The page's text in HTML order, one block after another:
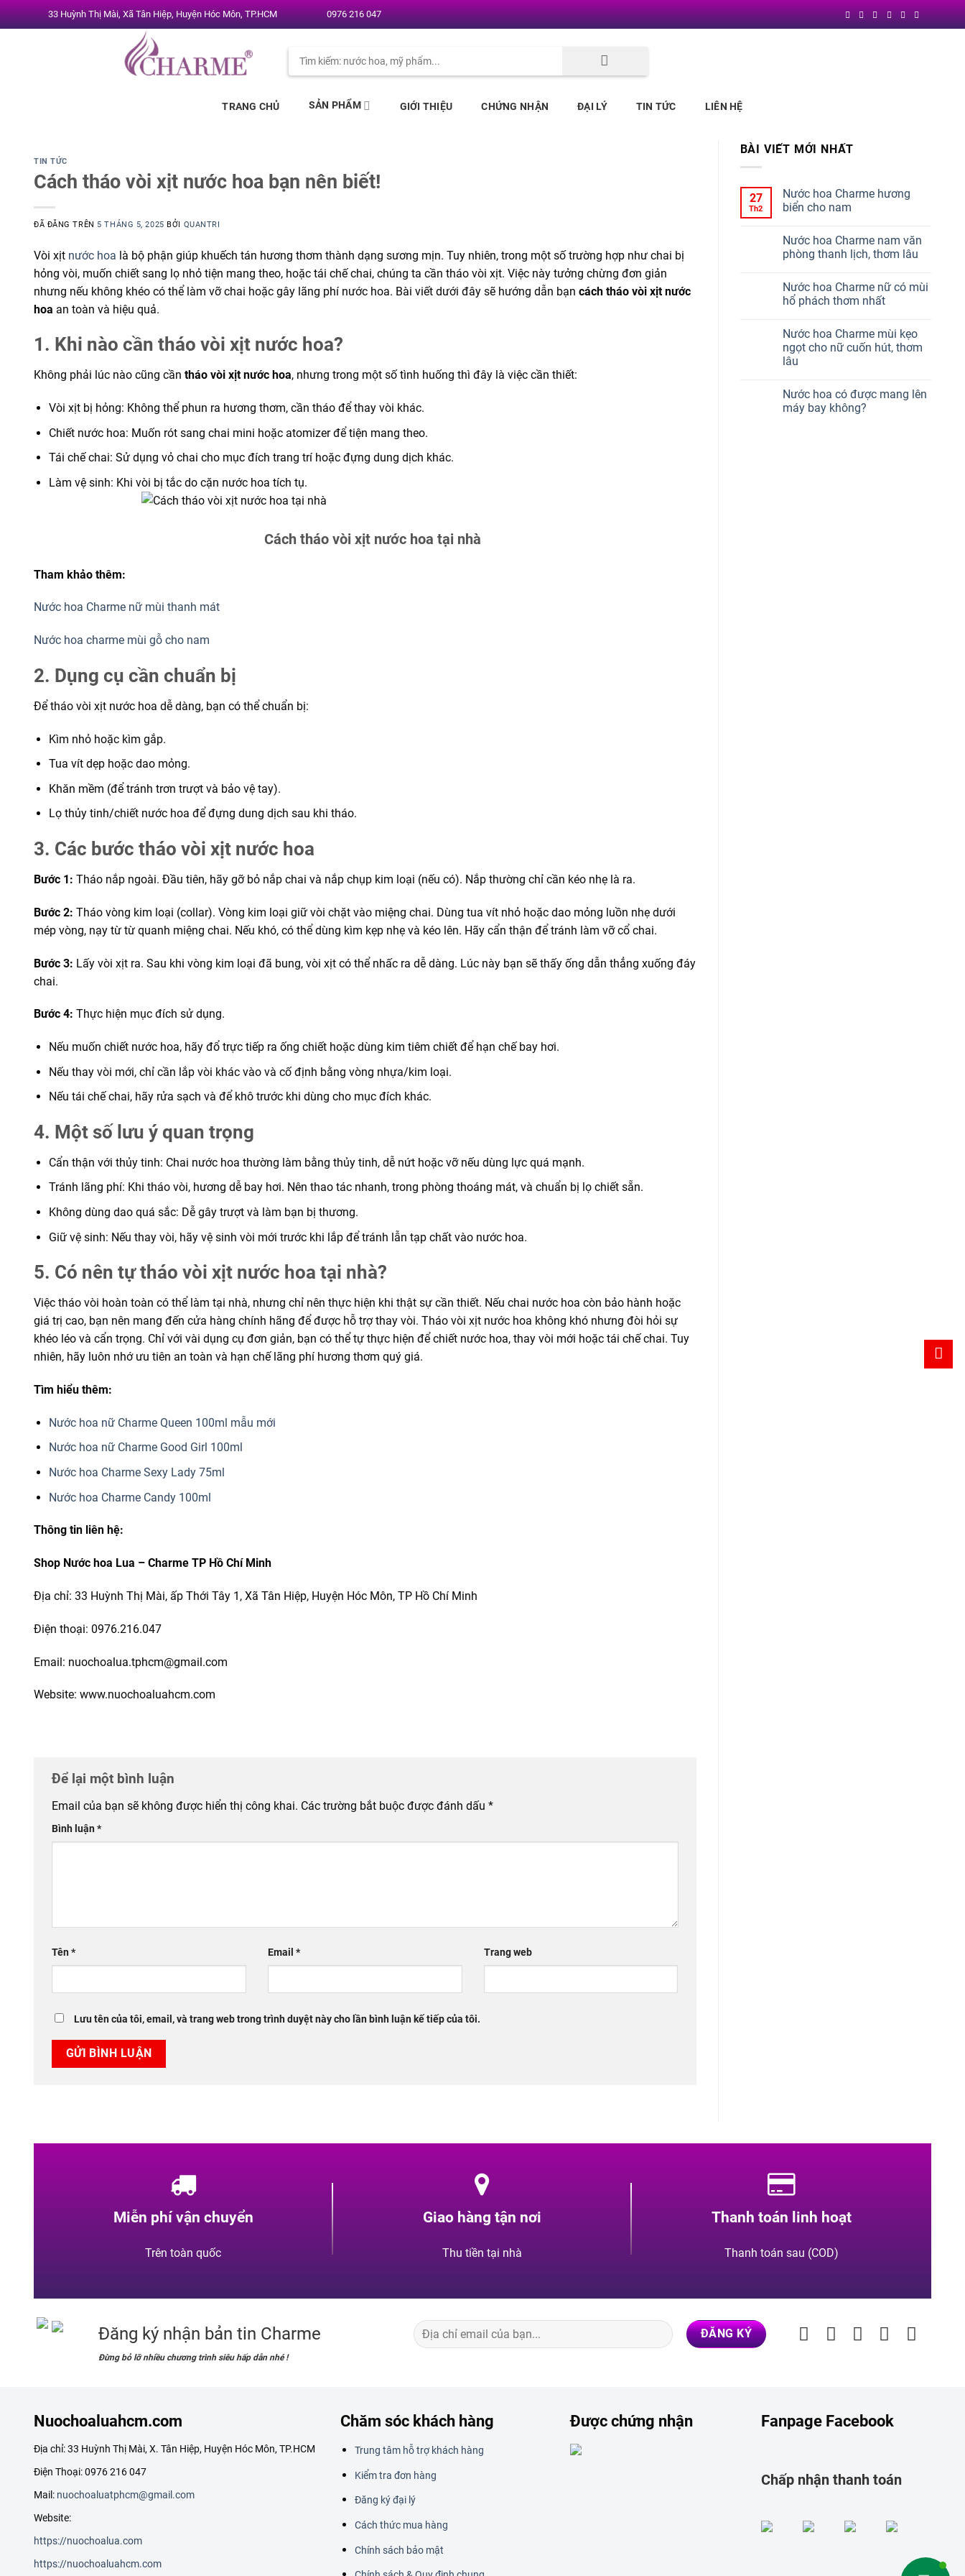
Chuyển
đến
33 Huỳnh Thị Mài, Xã Tân Hiệp, Huyện Hóc Môn, TP.HCM 0976 216 047
kiếm:
TRANG CHỦ SẢN PHẨM GIỚI THIỆU CHỨNG NHẬN ĐẠI LÝ TIN TỨC LIÊN HỆ
TIN TỨC
Cách tháo vòi xịt nước hoa bạn nên biết!
ĐÃ ĐĂNG TRÊN 5 THÁNG 5, 2025 BỞI QUANTRI
Vòi xịt nước hoa là bộ phận giúp khuếch tán hương thơm thành dạng sương mịn. Tuy nhiên, trong một số trường hợp như chai bị
hỏng vòi, muốn chiết sang lọ nhỏ tiện mang theo, hoặc tái chế chai, chúng ta cần tháo vòi xịt. Việc này tưởng chừng đơn giản
nhưng nếu không khéo có thể làm vỡ chai hoặc gây lãng phí nước hoa. Bài viết dưới đây sẽ hướng dẫn bạn cách tháo vòi xịt nước
hoa an toàn và hiệu quả.
1. Khi nào cần tháo vòi xịt nước hoa?
Không phải lúc nào cũng cần tháo vòi xịt nước hoa, nhưng trong một số tình huống thì đây là việc cần thiết:
Vòi xịt bị hỏng: Không thể phun ra hương thơm, cần tháo để thay vòi khác.
Chiết nước hoa: Muốn rót sang chai mini hoặc atomizer để tiện mang theo.
Tái chế chai: Sử dụng vỏ chai cho mục đích trang trí hoặc đựng dung dịch khác.
Làm vệ sinh: Khi vòi bị tắc do cặn nước hoa tích tụ.
Cách tháo vòi xịt nước hoa tại nhà
Tham khảo thêm:
Nước hoa Charme nữ mùi thanh mát
Nước hoa charme mùi gỗ cho nam
2. Dụng cụ cần chuẩn bị
Để tháo vòi xịt nước hoa dễ dàng, bạn có thể chuẩn bị:
Kìm nhỏ hoặc kìm gắp.
Tua vít dẹp hoặc dao mỏng.
Khăn mềm (để tránh trơn trượt và bảo vệ tay).
Lọ thủy tinh/chiết nước hoa để đựng dung dịch sau khi tháo.
3. Các bước tháo vòi xịt nước hoa
Bước 1: Tháo nắp ngoài. Đầu tiên, hãy gỡ bỏ nắp chai và nắp chụp kim loại (nếu có). Nắp thường chỉ cần kéo nhẹ là ra.
Bước 2: Tháo vòng kim loại (collar). Vòng kim loại giữ vòi chặt vào miệng chai. Dùng tua vít nhỏ hoặc dao mỏng luồn nhẹ dưới
mép vòng, nạy từ từ quanh miệng chai. Nếu khó, có thể dùng kìm kẹp nhẹ và kéo lên. Hãy cẩn thận để tránh làm vỡ cổ chai.
Bước 3: Lấy vòi xịt ra. Sau khi vòng kim loại đã bung, vòi xịt có thể nhấc ra dễ dàng. Lúc này bạn sẽ thấy ống dẫn thẳng xuống đáy
chai.
Bước 4: Thực hiện mục đích sử dụng.
Nếu muốn chiết nước hoa, hãy đổ trực tiếp ra ống chiết hoặc dùng kim tiêm chiết để hạn chế bay hơi.
Nếu thay vòi mới, chỉ cần lắp vòi khác vào và cố định bằng vòng nhựa/kim loại.
Nếu tái chế chai, hãy rửa sạch và để khô trước khi dùng cho mục đích khác.
4. Một số lưu ý quan trọng
Cẩn thận với thủy tinh: Chai nước hoa thường làm bằng thủy tinh, dễ nứt hoặc vỡ nếu dùng lực quá mạnh.
Tránh lãng phí: Khi tháo vòi, hương dễ bay hơi. Nên thao tác nhanh, trong phòng thoáng mát, và chuẩn bị lọ chiết sẵn.
Không dùng dao quá sắc: Dễ gây trượt và làm bạn bị thương.
Giữ vệ sinh: Nếu thay vòi, hãy vệ sinh vòi mới trước khi lắp để tránh lẫn tạp chất vào nước hoa.
5. Có nên tự tháo vòi xịt nước hoa tại nhà?
Việc tháo vòi hoàn toàn có thể làm tại nhà, nhưng chỉ nên thực hiện khi thật sự cần thiết. Nếu chai nước hoa còn bảo hành hoặc
giá trị cao, bạn nên mang đến cửa hàng chính hãng để được hỗ trợ thay vòi. Tháo vòi xịt nước hoa không khó nhưng đòi hỏi sự
khéo léo và cẩn trọng. Chỉ với vài dụng cụ đơn giản, bạn có thể tự thực hiện để chiết nước hoa, thay vòi mới hoặc tái chế chai. Tuy
nhiên, hãy luôn nhớ ưu tiên an toàn và hạn chế lãng phí hương thơm quý giá.
Tìm hiểu thêm:
Nước hoa nữ Charme Queen 100ml mẫu mới
Nước hoa nữ Charme Good Girl 100ml
Nước hoa Charme Sexy Lady 75ml
Nước hoa Charme Candy 100ml
Thông tin liên hệ:
Shop Nước hoa Lua – Charme TP Hồ Chí Minh
Địa chỉ: 33 Huỳnh Thị Mài, ấp Thới Tây 1, Xã Tân Hiệp, Huyện Hóc Môn, TP Hồ Chí Minh
Điện thoại: 0976.216.047
Email: nuochoalua.tphcm@gmail.com
Website: www.nuochoaluahcm.com
Để lại một bình luận
Email của bạn sẽ không được hiển thị công khai. Các trường bắt buộc được đánh dấu *
Bình luận*
Tên* Email * Trang web
Lưu tên của tôi, email, và trang web trong trình duyệt này cho lần bình luận kế tiếp của tôi.
BÀI VIẾT MỚI NHẤT
27
Th2
Nước hoa Charme hương
biển cho nam
Nước hoa Charme nam văn
phòng thanh lịch, thơm lâu
Nước hoa Charme nữ có mùi
hổ phách thơm nhất
Nước hoa Charme mùi kẹo
ngọt cho nữ cuốn hút, thơm
lâu
Nước hoa có được mang lên
máy bay không?
Miễn phí vận chuyển
Trên toàn quốc
Giao hàng tận nơi
Thu tiền tại nhà
Thanh toán linh hoạt
Thanh toán sau (COD)
Đăng ký nhận bản tin Charme
Đừng bỏ lỡ nhiều chương trình siêu hấp dẫn nhé !
Nuochoaluahcm.com
Địa chỉ: 33 Huỳnh Thị Mài, X. Tân Hiệp, Huyện Hóc Môn, TP.HCM
Điện Thoại: 0976 216 047
Mail: nuochoaluatphcm@gmail.com
Website:
https://nuochoalua.com
https://nuochoaluahcm.com
Chăm sóc khách hàng
Trung tâm hỗ trợ khách hàng
Kiểm tra đơn hàng
Đăng ký đại lý
Cách thức mua hàng
Chính sách bảo mật
Được chứng nhận Fanpage Facebook
Chấp nhận thanh toán